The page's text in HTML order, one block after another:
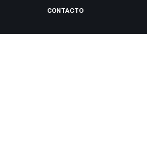
CONTACTO